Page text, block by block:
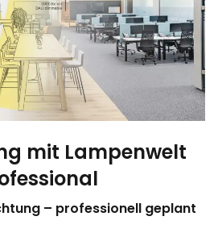
mit Lampenwelt
– professionell geplant